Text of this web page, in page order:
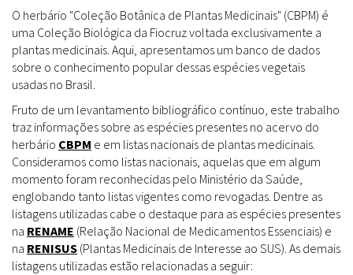
O herbário "Coleção Botânica de Plantas Medicinais" (CBPM) é
uma Coleção Biológica da Fiocruz voltada exclusivamente a
plantas medicinais. Aqui, apresentamos um banco de dados
sobre o conhecimento popular dessas espécies vegetais
usadas no Brasil.
Fruto de um levantamento bibliográfico contínuo, este trabalho
traz informações sobre as espécies presentes no acervo do
herbário CBPM e em listas nacionais de plantas medicinais.
Consideramos como listas nacionais, aquelas que em algum
momento foram reconhecidas pelo Ministério da Saúde,
englobando tanto listas vigentes como revogadas. Dentre as
listagens utilizadas cabe o destaque para as espécies presentes
na RENAME (Relação Nacional de Medicamentos Essenciais) e
na RENISUS (Plantas Medicinais de Interesse ao SUS). As demais
listagens utilizadas estão relacionadas a seguir: